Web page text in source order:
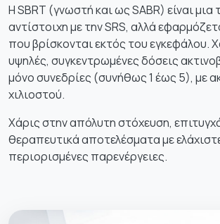
Η SBRT (γνωστή και ως SABR) είναι μια
αντίστοιχη με την SRS, αλλά
που βρίσκονται εκτός του εγκεφάλου.
υψηλές, συγκεντρωμένες δόσεις
μόνο συνεδρίες (συνήθως 1 έως 5), με
χιλιοστού.
Χάρις στην απόλυτη στόχευση,
θεραπευτικά αποτελέσματα με
περιορισμένες παρενέργειες.